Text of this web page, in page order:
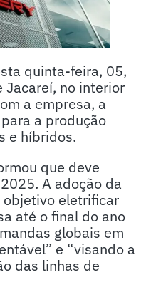
quinta-feira, 05,
Jacareí, no interior
a empresa, a
a produção
e híbridos.
que deve
A adoção da
eletrificar
até o final do ano
globais em
e “visando a
das linhas de